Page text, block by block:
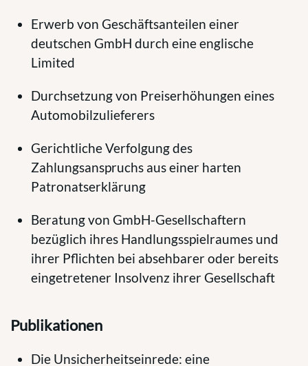
Erwerb von Geschäftsanteilen einer
deutschen GmbH durch eine englische
Limited
Durchsetzung von Preiserhöhungen eines
Automobilzulieferers
Gerichtliche Verfolgung des
Zahlungsanspruchs aus einer harten
Patronatserklärung
Beratung von GmbH-Gesellschaftern
bezüglich ihres Handlungsspielraumes und
ihrer Pflichten bei absehbarer oder bereits
eingetretener Insolvenz ihrer Gesellschaft
Publikationen
Die Unsicherheitseinrede: eine